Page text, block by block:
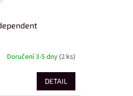
Doručení 3-5 dny(2 ks)
DETAIL